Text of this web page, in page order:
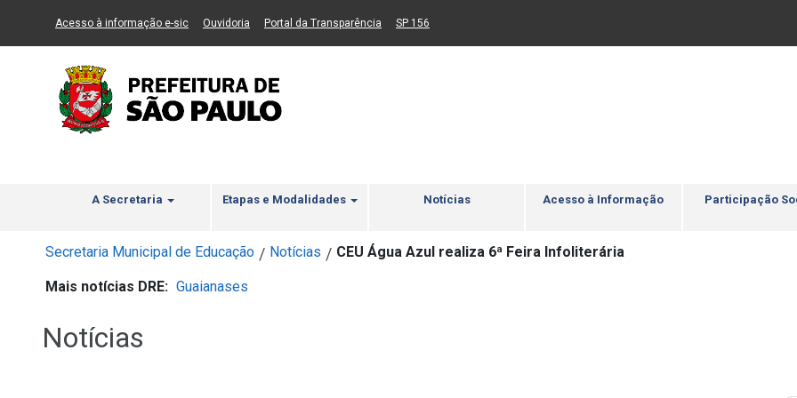
Ir ao Conteúdo Ir para menu principal 2 Ir para busca Ir para rodapé
Acesso à informação e-sic(Link para um novo sítio)
Ouvidoria (Link para um novo sítio)
Portal da Transparência (Link para um novo sítio)
SP 156
A Secretaria Etapas e Modalidades Notícias Acesso à Informação Participação
Secretaria Municipal de Educação / Notícias / CEU Água Azul realiza 6ª Feira Infoliterária
Mais notícias DRE: Guaianases
Notícias